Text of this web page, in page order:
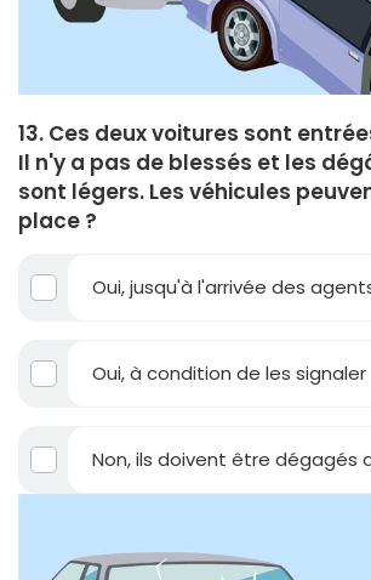
13. Ces deux voitures sont
Il n'y a pas de blessés et les
sont légers. Les véhicules
place ?
Oui, jusqu'à l'arrivée des
Oui, à condition de les signaler
Non, ils doivent être dégagés